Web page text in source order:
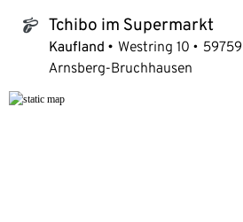
tchibo_logo Tchibo im Supermarkt
Kaufland Westring 10
59759
Arnsberg-Bruchhausen